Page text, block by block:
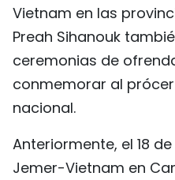
Vietnam en las
Preah Sihanouk
ceremonias de
conmemorar al
nacional.
Anteriormente, el 18
Jemer-Vietnam en